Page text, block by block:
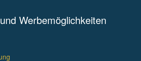
Werbemöglichkeiten